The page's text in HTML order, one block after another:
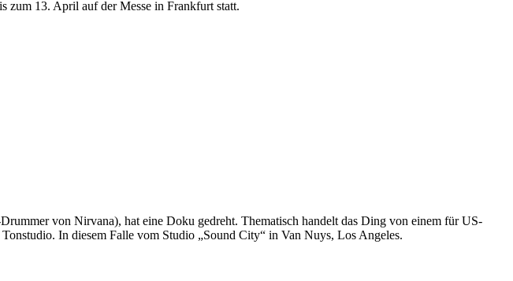
zum 13. April auf der Messe in Frankfurt statt.
von Nirvana), hat eine Doku gedreht. Thematisch handelt das Ding von einem für US-
In diesem Falle vom Studio „Sound City“ in Van Nuys, Los Angeles.